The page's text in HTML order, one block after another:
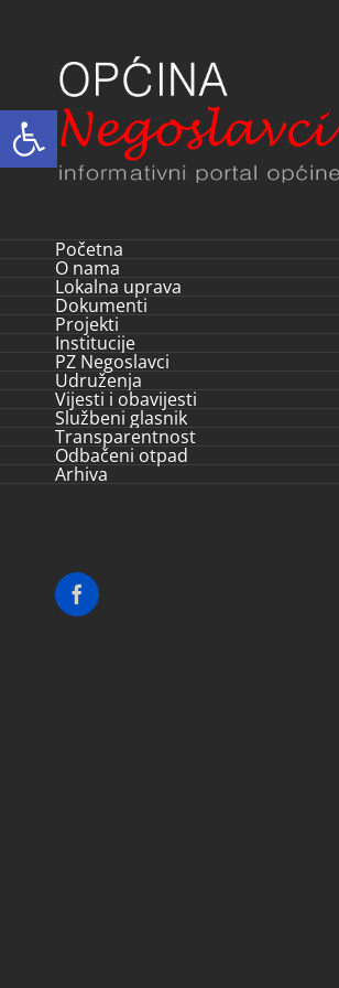
Open toolbar
Početna
O nama
Lokalna uprava
Dokumenti
Projekti
Institucije
PZ Negoslavci
Udruženja
Vijesti i obavijesti
Službeni glasnik
Transparentnost
Odbačeni otpad
Arhiva
Facebook